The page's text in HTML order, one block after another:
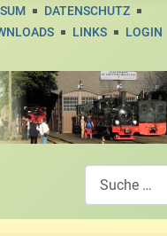
DATENSCHUTZ
LINKS LOGIN